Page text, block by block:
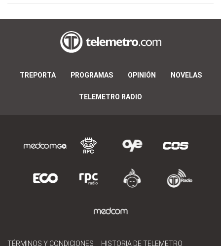
TREPORTA PROGRAMAS OPINIÓN NOVELAS
TELEMETRO RADIO
TÉRMINOS Y CONDICIONES HISTORIA DE TELEMETRO